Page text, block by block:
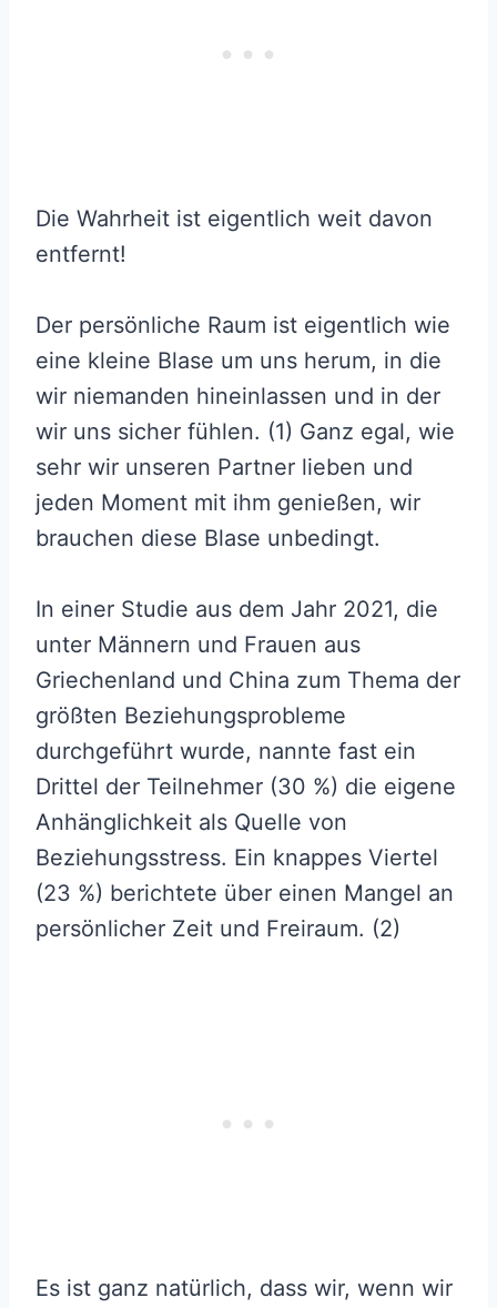
Die Wahrheit ist eigentlich weit davon
entfernt!
Der persönliche Raum ist eigentlich wie
eine kleine Blase um uns herum, in die
wir niemanden hineinlassen und in der
wir uns sicher fühlen. (1) Ganz egal, wie
sehr wir unseren Partner lieben und
jeden Moment mit ihm genießen, wir
brauchen diese Blase unbedingt.
In einer Studie aus dem Jahr 2021, die
unter Männern und Frauen aus
Griechenland und China zum Thema der
größten Beziehungsprobleme
durchgeführt wurde, nannte fast ein
Drittel der Teilnehmer (30 %) die eigene
Anhänglichkeit als Quelle von
Beziehungsstress. Ein knappes Viertel
(23 %) berichtete über einen Mangel an
persönlicher Zeit und Freiraum. (2)
Es ist ganz natürlich, dass wir, wenn wir